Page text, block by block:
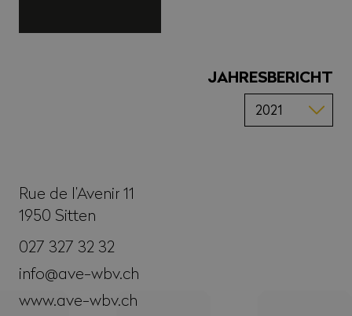
Rue de l’Avenir 11
1950 Sitten
027 327 32 32
info@ave-wbv.ch
www.ave-wbv.ch
JAHRESBERICHT